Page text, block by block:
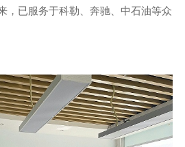
，已服务于科勒、奔驰、中石油等众